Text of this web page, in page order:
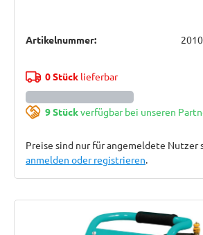
Artikelnummer:
0 Stücklieferbar
9 Stückverfügbar bei unseren
Preise sind nur für angemeldete Nutzer
anmelden oder registrieren.